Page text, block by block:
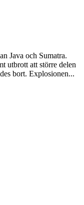
Java och Sumatra.
utbrott att större delen
bort. Explosionen...